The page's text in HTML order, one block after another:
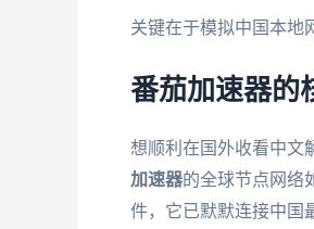
关键在于模拟中国本地
番茄加速器的
想顺利在国外收看中文
加速器的全球节点网络
件，它已默默连接中国